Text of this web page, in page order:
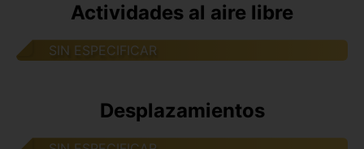
Actividades al aire libre
SIN ESPECIFICAR
Desplazamientos